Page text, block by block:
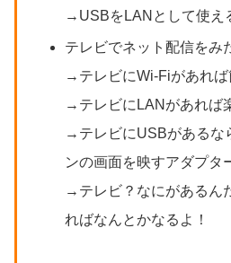
→USBをLANとして使え
テレビでネット配信をみ
→テレビにWi-Fiがあれば
→テレビにLANがあれば
→テレビにUSBがあるな
ンの画面を映すアダプタ
→テレビ？なにがあるん
ればなんとかなるよ！